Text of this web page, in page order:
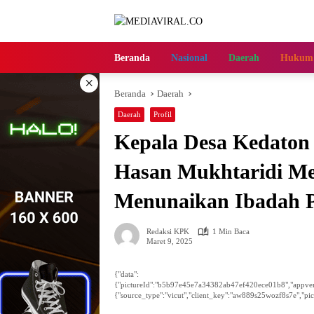
Beranda Nasional Daerah Hukum
×
Beranda Daerah
Daerah Profil
Kepala Desa
Hasan Mukhtaridi
Menunaikan Ibadah
Redaksi KPK
1 Min Baca
Maret 9, 2025
{"data":